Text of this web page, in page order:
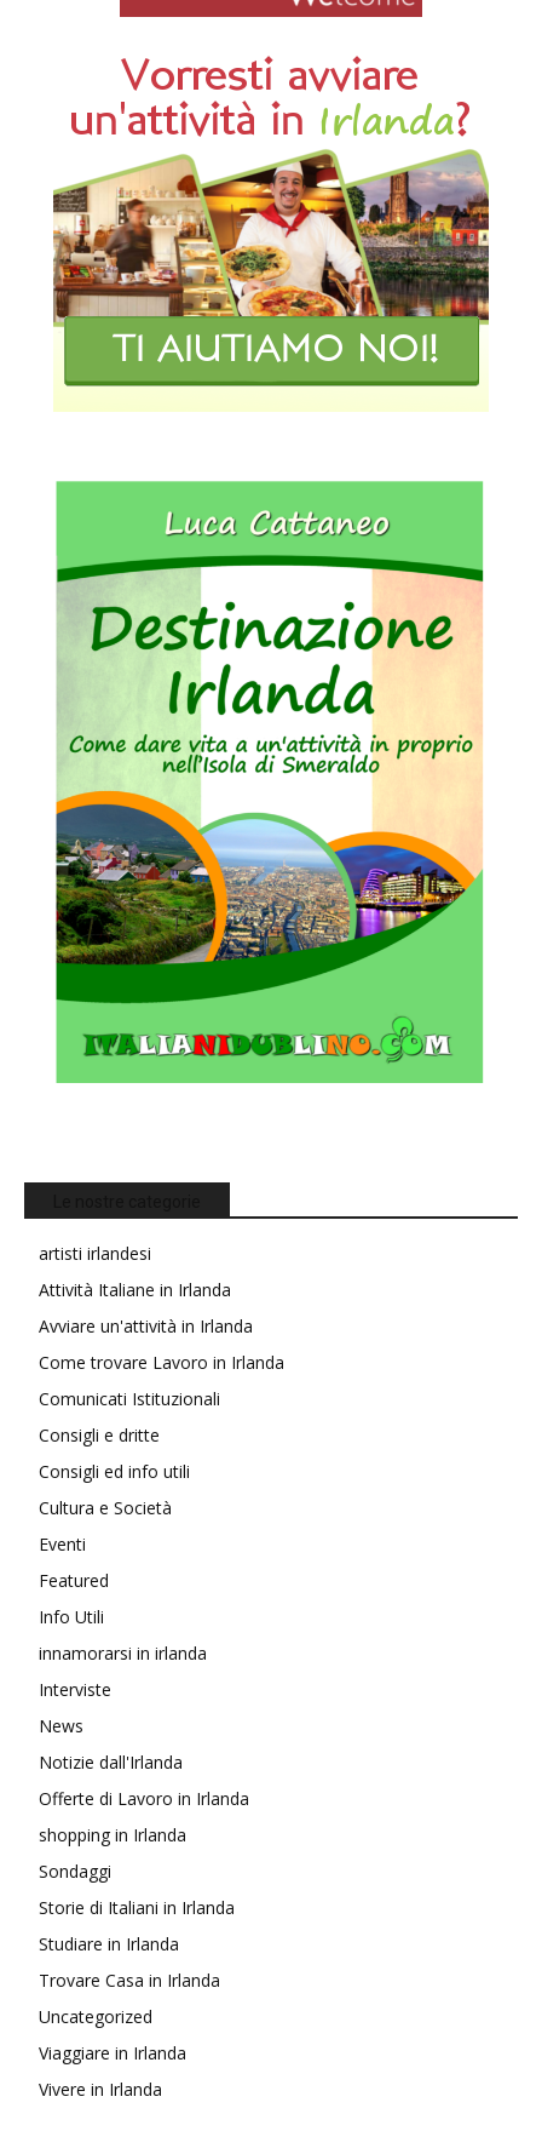
artisti irlandesi
Attività Italiane in Irlanda
Avviare un'attività in Irlanda
Come trovare Lavoro in Irlanda
Comunicati Istituzionali
Consigli e dritte
Consigli ed info utili
Cultura e Società
Eventi
Featured
Info Utili
innamorarsi in irlanda
Interviste
News
Notizie dall'Irlanda
Offerte di Lavoro in Irlanda
shopping in Irlanda
Sondaggi
Storie di Italiani in Irlanda
Studiare in Irlanda
Trovare Casa in Irlanda
Uncategorized
Viaggiare in Irlanda
Vivere in Irlanda